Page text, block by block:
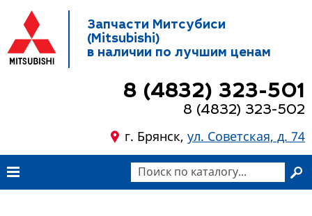
Запчасти Митсубиси
(Mitsubishi)
в наличии по лучшим ценам
8 (4832) 323-501
8 (4832) 323-502
г. Брянск, ул. Советская, д. 74